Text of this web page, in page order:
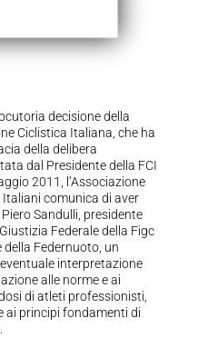
decisione della
Ciclistica Italiana, che ha
della delibera
dal Presidente della FCI
2011, l’Associazione
comunica di aver
Sandulli, presidente
Federale della Figc
della Federnuoto, un
interpretazione
alle norme e ai
di atleti professionisti,
ai principi fondamenti di